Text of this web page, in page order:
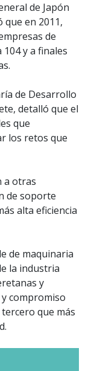
de Japón
que en 2011,
de
y a finales
de Desarrollo
detalló que el
que
los retos que
a otras
de soporte
alta eficiencia
de maquinaria
la industria
y
compromiso
que más